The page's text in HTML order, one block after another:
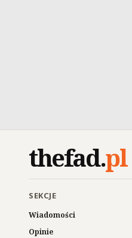
thefad.pl
SEKCJE
Wiadomości
Opinie